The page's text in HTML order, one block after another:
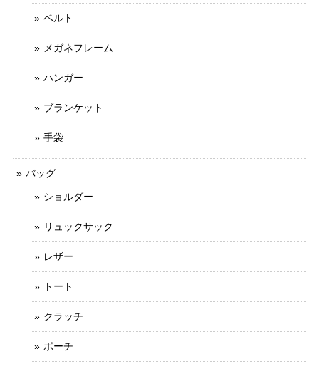
ベルト
メガネフレーム
ハンガー
ブランケット
手袋
バッグ
ショルダー
リュックサック
レザー
トート
クラッチ
ポーチ